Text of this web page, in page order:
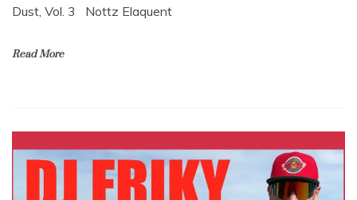
Dust, Vol. 3 Nottz Elaquent
Read More